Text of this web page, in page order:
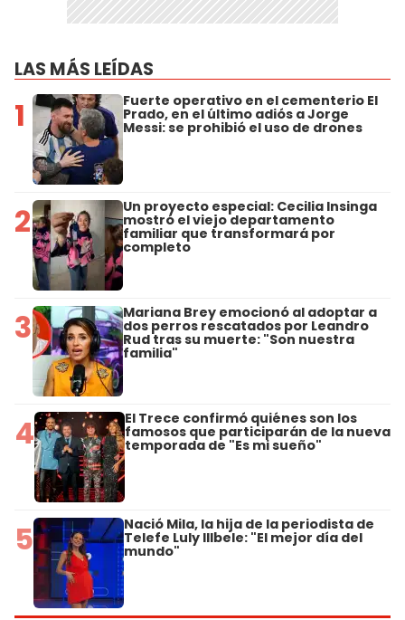
LAS MÁS LEÍDAS
1 Fuerte operativo en el cementerio El
Prado, en el último adiós a Jorge
Messi: se prohibió el uso de drones
2 Un proyecto especial: Cecilia Insinga
mostró el viejo departamento
familiar que transformará por
completo
3 Mariana Brey emocionó al adoptar a
dos perros rescatados por Leandro
Rud tras su muerte: "Son nuestra
familia"
4 El Trece confirmó quiénes son los
famosos que participarán de la nueva
temporada de "Es mi sueño"
5 Nació Mila, la hija de la periodista de
Telefe Luly Illbele: "El mejor día del
mundo"